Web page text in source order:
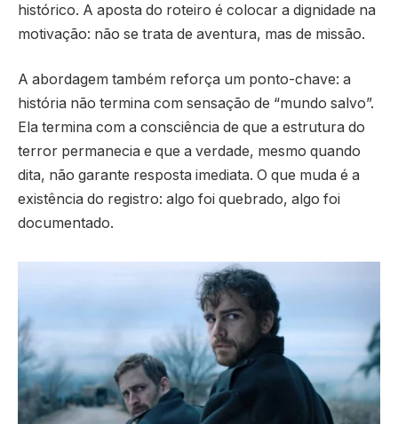
histórico. A aposta do roteiro é colocar a dignidade na
motivação: não se trata de aventura, mas de missão.
A abordagem também reforça um ponto-chave: a
história não termina com sensação de “mundo salvo”.
Ela termina com a consciência de que a estrutura do
terror permanecia e que a verdade, mesmo quando
dita, não garante resposta imediata. O que muda é a
existência do registro: algo foi quebrado, algo foi
documentado.